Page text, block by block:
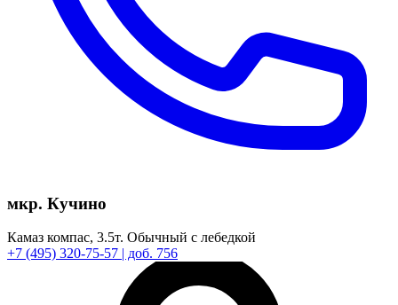
мкр. Кучино
Камаз компас, 3.5т. Обычный с лебедкой
+7 (495) 320-75-57 | доб. 756